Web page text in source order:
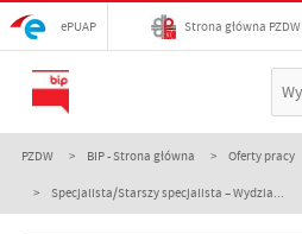
ePUAP Strona główna PZDW
PZDW BIP - Strona główna Oferty pracy
Specjalista/Starszy specjalista – Wydzia...